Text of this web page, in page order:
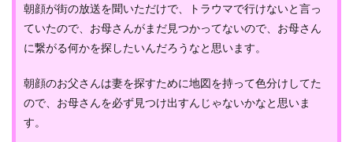
朝顔が街の放送を聞いただけで、トラウマで行けないと言っ
ていたので、お母さんがまだ見つかってないので、お母さん
に繋がる何かを探したいんだろうなと思います。
朝顔のお父さんは妻を探すために地図を持って色分けしてた
ので、お母さんを必ず見つけ出すんじゃないかなと思いま
す。